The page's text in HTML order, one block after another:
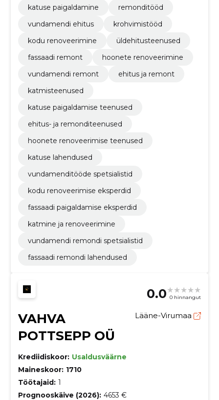
katuse paigaldamine
remonditööd
vundamendi ehitus
krohvimistööd
kodu renoveerimine
üldehitusteenused
fassaadi remont
hoonete renoveerimine
vundamendi remont
ehitus ja remont
katmisteenused
katuse paigaldamise teenused
ehitus- ja remonditeenused
hoonete renoveerimise teenused
katuse lahendused
vundamenditööde spetsialistid
kodu renoveerimise eksperdid
fassaadi paigaldamise eksperdid
katmine ja renoveerimine
vundamendi remondi spetsialistid
fassaadi remondi lahendused
0.0 0 hinnangut
VAHVA
POTTSEPP OÜ
Lääne-Virumaa
Krediidiskoor: Usaldusväärne
Maineskoor: 1710
Töötajaid: 1
Prognooskäive (2026): 4653 €